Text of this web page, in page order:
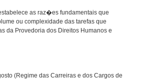
as raz�es fundamentais que
ou complexidade das tarefas que
da Provedoria dos Direitos Humanos e
(Regime das Carreiras e dos Cargos de